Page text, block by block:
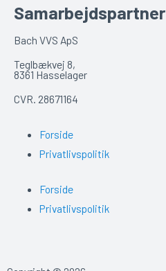
Samarbejdspartner
Bach VVS ApS
Teglbækvej 8,
8361 Hasselager
CVR. 28671164
Forside
Privatlivspolitik
Forside
Privatlivspolitik